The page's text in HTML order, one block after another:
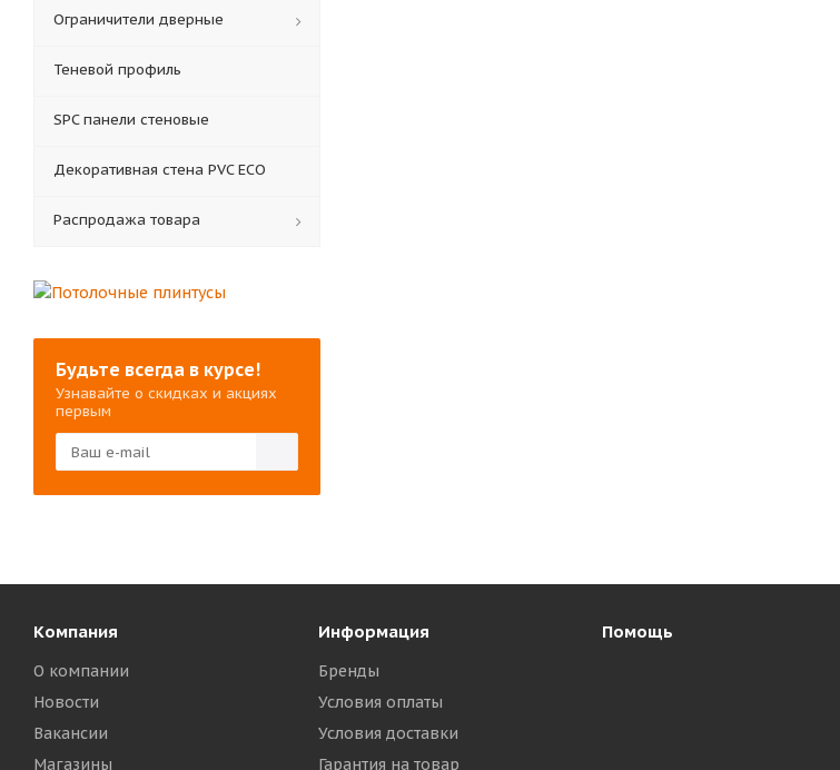
Ограничители дверные
Теневой профиль
SPC панели стеновые
Декоративная стена PVC ECO
Распродажа товара
Будьте всегда в курсе!
Узнавайте о скидках и акциях
первым
Компания
О компании
Новости
Вакансии
Магазины
Информация
Бренды
Условия оплаты
Условия доставки
Гарантия на товар
Помощь